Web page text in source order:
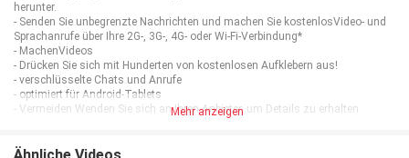
herunter.
- Senden Sie unbegrenzte Nachrichten und machen Sie kostenlosVideo- und
Sprachanrufe über Ihre 2G-, 3G-, 4G- oder Wi-Fi-Verbindung*
- MachenVideos
- Drücken Sie sich mit Hunderten von kostenlosen Aufklebern aus!
- verschlüsselte Chats und Anrufe
- optimiert für Android-Tablets
- Vermeiden.Wenden Sie sich an Ihren Anbieter, um Details zu erhalten.
Mehr anzeigen